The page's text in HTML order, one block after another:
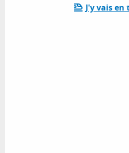
J'y vais en